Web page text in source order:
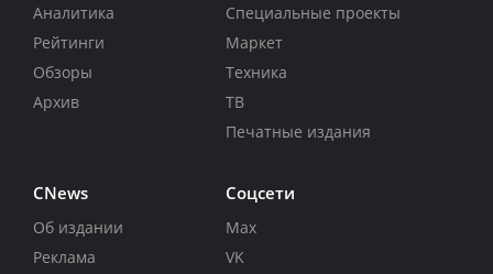
Аналитика
Рейтинги
Обзоры
Архив
Специальные проекты
Маркет
Техника
ТВ
Печатные издания
CNews
Об издании
Реклама
Соцсети
Max
VK